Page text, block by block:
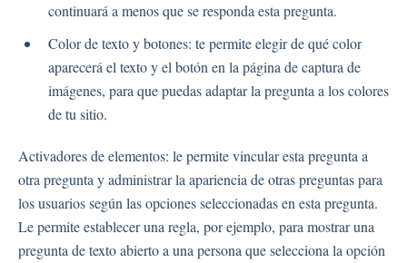
continuará a menos que se responda esta pregunta.
Color de texto y botones: te permite elegir de qué color
aparecerá el texto y el botón en la página de captura de
imágenes, para que puedas adaptar la pregunta a los colores
de tu sitio.
Activadores de elementos: le permite vincular esta pregunta a
otra pregunta y administrar la apariencia de otras preguntas para
los usuarios según las opciones seleccionadas en esta pregunta.
Le permite establecer una regla, por ejemplo, para mostrar una
pregunta de texto abierto a una persona que selecciona la opción